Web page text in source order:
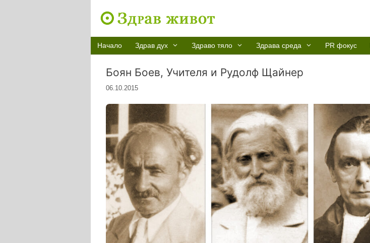
Начало Здрав дух Здраво тяло Здрава среда PR фокус
Боян Боев, Учителя и Рудолф Щайнер
06.10.2015